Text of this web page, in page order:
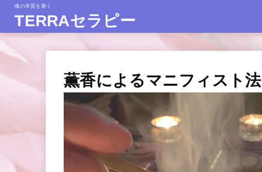
魂の本質を磨く
TERRAセラピー
薫香によるマニフィスト法